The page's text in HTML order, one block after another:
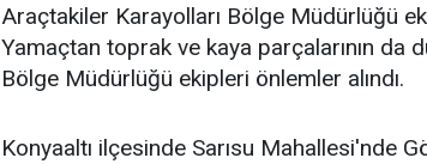
Araçtakiler Karayolları Bölge Müdürlüğü
Yamaçtan toprak ve kaya parçalarının da
Bölge Müdürlüğü ekipleri önlemler alındı.
Konyaaltı ilçesinde Sarısu Mahallesi'nde